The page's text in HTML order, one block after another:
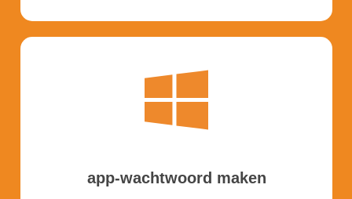
app-wachtwoord maken